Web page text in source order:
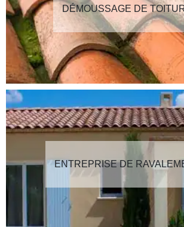
DÉMOUSSAGE DE
ENTREPRISE DE